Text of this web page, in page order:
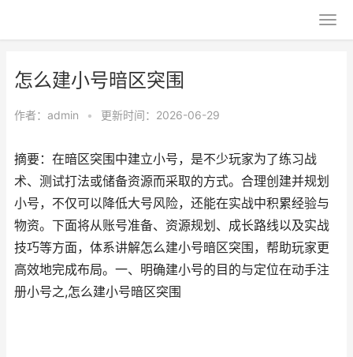
怎么建小号暗区突围
作者： admin • 更新时间：2026-06-29
摘要：在暗区突围中建立小号，是不少玩家为了练习战
术、测试打法或储备资源而采取的方式。合理创建并规划
小号，不仅可以降低大号风险，还能在实战中积累经验与
物资。下面将从账号准备、资源规划、成长路线以及实战
技巧等方面，体系讲解怎么建小号暗区突围，帮助玩家更
高效地完成布局。一、明确建小号的目的与定位在动手注
册小号之,怎么建小号暗区突围